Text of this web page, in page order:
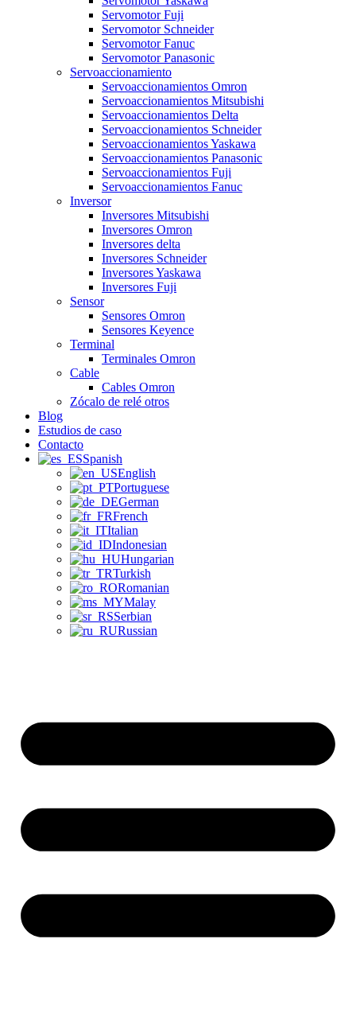
Servomotor Fuji
Servomotor Schneider
Servomotor Fanuc
Servomotor Panasonic
Servoaccionamiento
Servoaccionamientos Omron
Servoaccionamientos Mitsubishi
Servoaccionamientos Delta
Servoaccionamientos Schneider
Servoaccionamientos Yaskawa
Servoaccionamientos Panasonic
Servoaccionamientos Fuji
Servoaccionamientos Fanuc
Inversor
Inversores Mitsubishi
Inversores Omron
Inversores delta
Inversores Schneider
Inversores Yaskawa
Inversores Fuji
Sensor
Sensores Omron
Sensores Keyence
Terminal
Terminales Omron
Cable
Cables Omron
Zócalo de relé otros
Blog
Estudios de caso
Contacto
Spanish
English
Portuguese
German
French
Italian
Indonesian
Hungarian
Turkish
Romanian
Malay
Serbian
Russian